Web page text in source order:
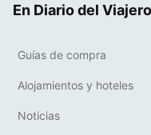
En Diario del
Guías de compra
Alojamientos y hoteles
Noticias